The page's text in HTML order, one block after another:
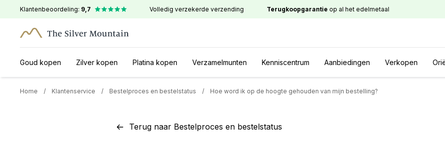
Klantenbeoordeling: 9,7 Volledig verzekerde verzending Terugkoopgarantie op al het edelmetaal
Goud kopen Zilver kopen Platina kopen Verzamelmunten Kenniscentrum Aanbiedingen Verkopen
Home / Klantenservice / Bestelproces en bestelstatus / Hoe word ik op de hoogte gehouden van mijn bestelling?
Terug naar Bestelproces en bestelstatus